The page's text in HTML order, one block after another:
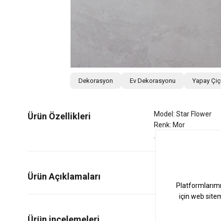
Dekorasyon Ev Dekorasyonu Yapay
Ürün Özellikleri
Model: Star Flower
Renk: Mor
Ürün Açıklamaları